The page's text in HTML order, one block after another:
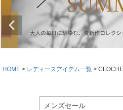
HOME レディースアイテム一覧
メンズセール